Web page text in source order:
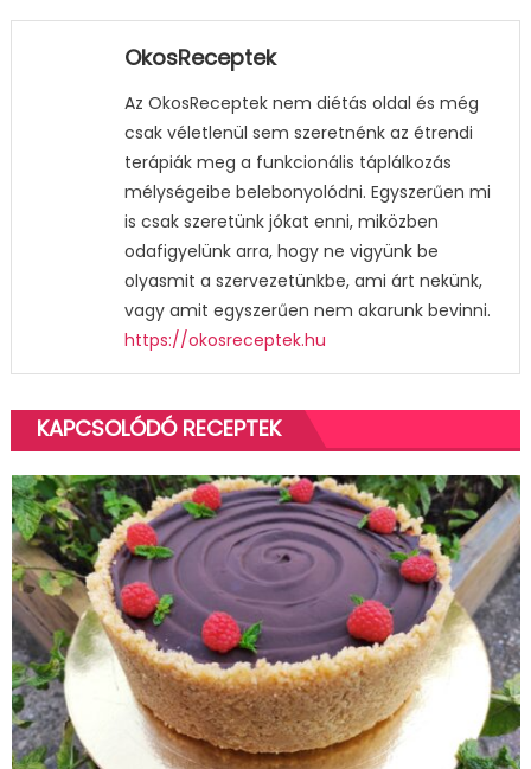
OkosReceptek
Az OkosReceptek nem diétás oldal és még
csak véletlenül sem szeretnénk az étrendi
terápiák meg a funkcionális táplálkozás
mélységeibe belebonyolódni. Egyszerűen mi
is csak szeretünk jókat enni, miközben
odafigyelünk arra, hogy ne vigyünk be
olyasmit a szervezetünkbe, ami árt nekünk,
vagy amit egyszerűen nem akarunk bevinni.
https://okosreceptek.hu
KAPCSOLÓDÓ RECEPTEK